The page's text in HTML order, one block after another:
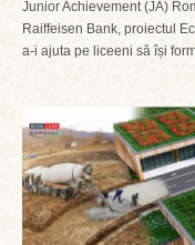
Junior Achievement (JA)
Raiffeisen Bank, proiectul
a-i ajuta pe liceeni să își